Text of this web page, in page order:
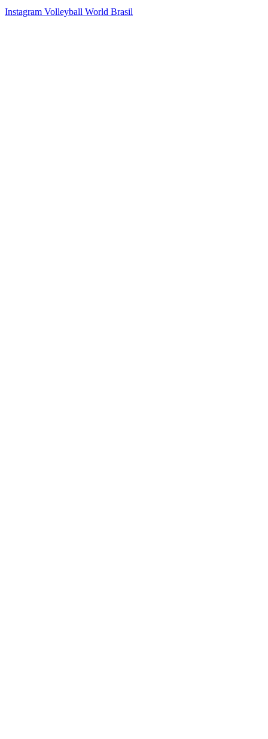
Instagram Volleyball World Brasil